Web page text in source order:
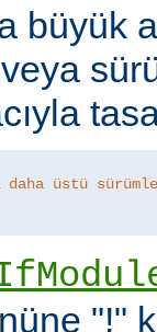
büyük
üstü
"!"